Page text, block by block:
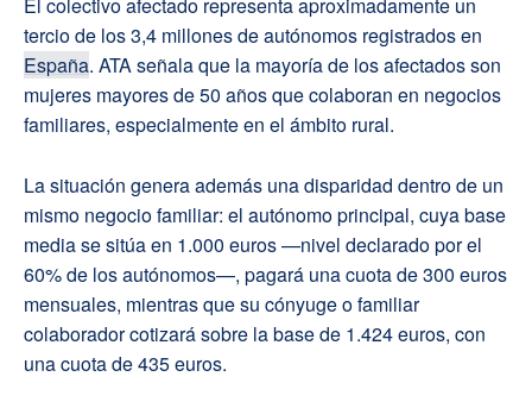
tercio de los 3,4 millones de autónomos registrados en
España. ATA señala que la mayoría de los afectados son
mujeres mayores de 50 años que colaboran en negocios
familiares, especialmente en el ámbito rural.
La situación genera además una disparidad dentro de un
mismo negocio familiar: el autónomo principal, cuya base
media se sitúa en 1.000 euros —nivel declarado por el
60% de los autónomos—, pagará una cuota de 300 euros
mensuales, mientras que su cónyuge o familiar
colaborador cotizará sobre la base de 1.424 euros, con
una cuota de 435 euros.